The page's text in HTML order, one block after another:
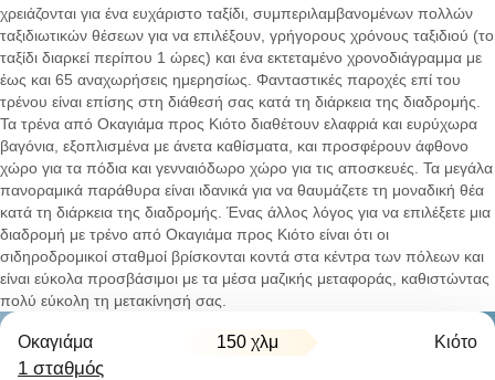
χρειάζονται για ένα ευχάριστο ταξίδι, συμπεριλαμβανομένων πολλών
ταξιδιωτικών θέσεων για να επιλέξουν, γρήγορους χρόνους ταξιδιού (το
ταξίδι διαρκεί περίπου 1 ώρες) και ένα εκτεταμένο χρονοδιάγραμμα με
έως και 65 αναχωρήσεις ημερησίως. Φανταστικές παροχές επί του
τρένου είναι επίσης στη διάθεσή σας κατά τη διάρκεια της διαδρομής.
Τα τρένα από Οκαγιάμα προς Κιότο διαθέτουν ελαφριά και ευρύχωρα
βαγόνια, εξοπλισμένα με άνετα καθίσματα, και προσφέρουν άφθονο
χώρο για τα πόδια και γενναιόδωρο χώρο για τις αποσκευές. Τα μεγάλα
πανοραμικά παράθυρα είναι ιδανικά για να θαυμάζετε τη μοναδική θέα
κατά τη διάρκεια της διαδρομής. Ένας άλλος λόγος για να επιλέξετε μια
διαδρομή με τρένο από Οκαγιάμα προς Κιότο είναι ότι οι
σιδηροδρομικοί σταθμοί βρίσκονται κοντά στα κέντρα των πόλεων και
είναι εύκολα προσβάσιμοι με τα μέσα μαζικής μεταφοράς, καθιστώντας
πολύ εύκολη τη μετακίνησή σας.
Οκαγιάμα 150 χλμ Κιότο
1 σταθμός